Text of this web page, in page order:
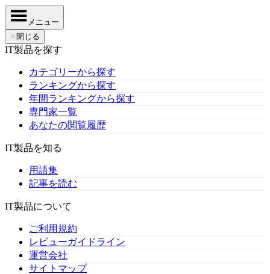
メニュー
✕ 閉じる
IT製品を探す
カテゴリーから探す
ランキングから探す
年間ランキングから探す
専門家一覧
あなたの閲覧履歴
IT製品を知る
用語集
記事を読む
IT製品について
ご利用規約
レビューガイドライン
運営会社
サイトマップ